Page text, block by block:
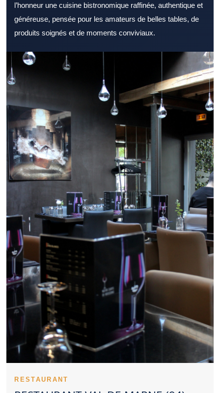
l’honneur une cuisine bistronomique raffinée, authentique et
généreuse, pensée pour les amateurs de belles tables, de
produits soignés et de moments conviviaux.
S’orienter vers un Restaurant Val de Marne reconnu rassure
avant de réserver une table. Un Restaurant Val de Marne peut
répondre à des attentes variées selon l’occasion. L’ambiance
générale d’un Restaurant Val de Marne peut marquer
positivement les convives. L’offre d’un Restaurant Val de Marne
devient plus attractive lorsqu’elle reste diversifiée. La cuisine
d’un Restaurant Val de Marne gagne en saveur grâce à des
ingrédients frais. Le sens du service peut transformer
positivement l’expérience dans un Restaurant Val de Marne. La
proximité des transports peut renforcer l’intérêt d’un Restaurant
Val de Marne. À l’heure du déjeuner, un Restaurant Val de Marne
bien organisé est souvent privilégié. Un dîner réussi passe
souvent par un Restaurant Val de Marne à l’ambiance soignée.
Un Restaurant Val de Marne adapté au cadre professionnel
rassure les entreprises. Le budget prévu oriente naturellement le
choix d’un Restaurant Val de Marne. La singularité d’un
Restaurant Val de Marne peut naître de ses meilleures recettes.
Un Restaurant Val de Marne inspire davantage confiance
lorsqu’il reste constant. Les notes et commentaires offrent un
aperçu concret d’un Restaurant Val de Marne. Un Restaurant
Val de Marne peut valoriser des recettes du terroir comme des
inspirations actuelles. Réserver tôt un Restaurant Val de Marne
aide à obtenir le créneau souhaité. Pour une sortie avec enfants,
un Restaurant Val de Marne bien pensé est précieux. Une sortie
en couple peut être valorisée par un Restaurant Val de Marne
soigné. Un Restaurant Val de Marne peut marquer les esprits
par le soin visuel apporté à ses plats. La propreté reste un critère
incontournable dans un Restaurant Val de Marne. L’intérêt d’un
Restaurant Val de Marne repose souvent sur une combinaison
de points forts.
Un Restaurant Val de Marne peut se distinguer durablement
dans son secteur. Le caractère d’un Restaurant Val de Marne se
lit souvent dès l’entrée. Un personnel accueillant constitue un
avantage notable pour un Restaurant Val de Marne. Le soin
Les entrées d’un Restaurant Val de Marne peuvent déjà
RESTAURANT